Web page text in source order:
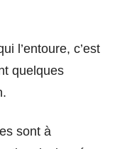
l’entoure, c’est
quelques
sont à